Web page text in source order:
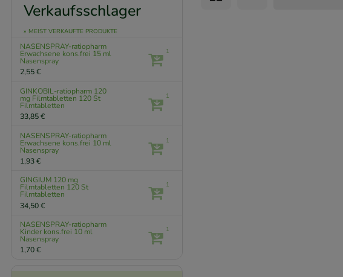
Verkaufsschlager
» MEIST VERKAUFTE PRODUKTE
NASENSPRAY-ratiopharm
Erwachsene kons.frei 15 ml
Nasenspray
2,55 €
1
GINKOBIL-ratiopharm 120
mg Filmtabletten 120 St
Filmtabletten
33,85 €
1
NASENSPRAY-ratiopharm
Erwachsene kons.frei 10 ml
Nasenspray
1,93 €
1
GINGIUM 120 mg
Filmtabletten 120 St
Filmtabletten
34,50 €
1
NASENSPRAY-ratiopharm
Kinder kons.frei 10 ml
Nasenspray
1,70 €
1